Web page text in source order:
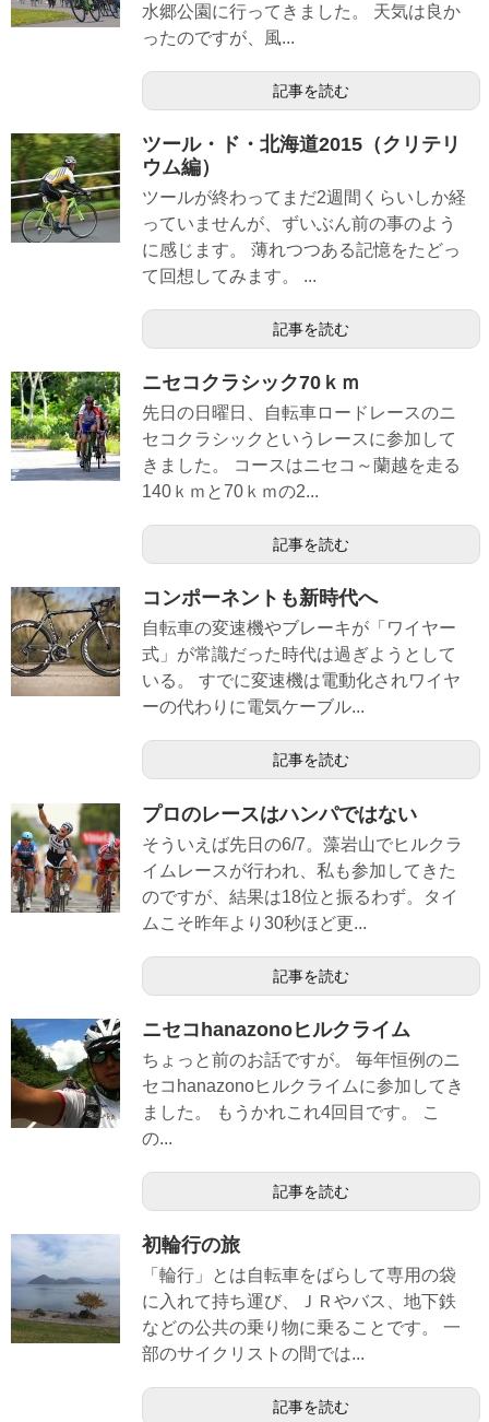
水郷公園に行ってきました。 天気は良か
ったのですが、風...
記事を読む
ツール・ド・北海道2015（クリテリ
ウム編）
ツールが終わってまだ2週間くらいしか経
っていませんが、ずいぶん前の事のよう
に感じます。 薄れつつある記憶をたどっ
て回想してみます。 ...
記事を読む
ニセコクラシック70ｋｍ
先日の日曜日、自転車ロードレースのニ
セコクラシックというレースに参加して
きました。 コースはニセコ～蘭越を走る
140ｋｍと70ｋｍの2...
記事を読む
コンポーネントも新時代へ
自転車の変速機やブレーキが「ワイヤー
式」が常識だった時代は過ぎようとして
いる。 すでに変速機は電動化されワイヤ
ーの代わりに電気ケーブル...
記事を読む
プロのレースはハンパではない
そういえば先日の6/7。藻岩山でヒルクラ
イムレースが行われ、私も参加してきた
のですが、結果は18位と振るわず。タイ
ムこそ昨年より30秒ほど更...
記事を読む
ニセコhanazonoヒルクライム
ちょっと前のお話ですが。 毎年恒例のニ
セコhanazonoヒルクライムに参加してき
ました。 もうかれこれ4回目です。 こ
の...
記事を読む
初輪行の旅
「輪行」とは自転車をばらして専用の袋
に入れて持ち運び、ＪＲやバス、地下鉄
などの公共の乗り物に乗ることです。 一
部のサイクリストの間では...
記事を読む